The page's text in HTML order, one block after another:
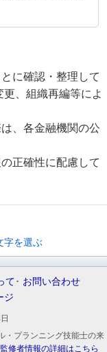
に確認・整理して
、組織再編等によ
、各金融機関の公
正確性に配慮して
字を選ぶ
て
お問い合わせ
ジ
・プランニング技能士の来
修者情報の詳細はこちら